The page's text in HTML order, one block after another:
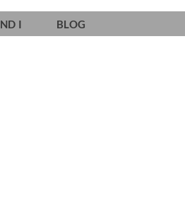
I BLOG